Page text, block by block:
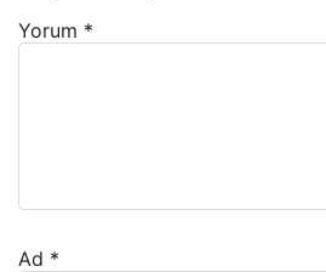
Yorum *
Ad *